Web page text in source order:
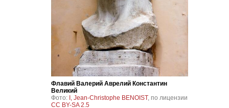
Флавий Валерий Аврелий Константин
Великий
Фото: I, Jean-Christophe BENOIST, по лицензии
CC BY-SA 2.5